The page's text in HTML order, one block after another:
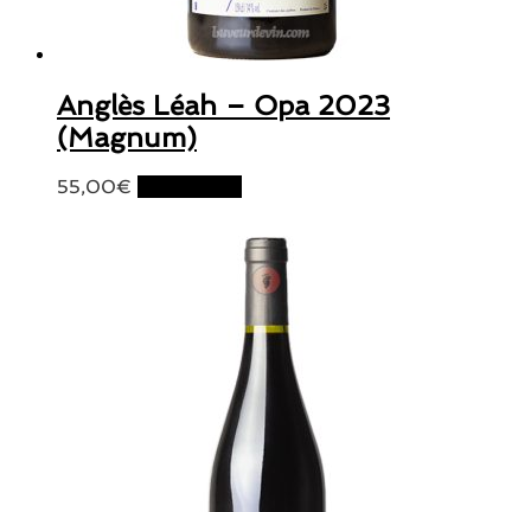
Anglès Léah – Opa 2023
(Magnum)
55,00€